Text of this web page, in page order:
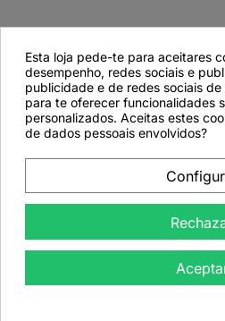

favorite_border
Esta loja pede-te para aceitares
desempenho, redes sociais e
publicidade e de redes sociais
para te oferecer funcionalidades
personalizados. Aceitas estes
de dados pessoais envolvidos?